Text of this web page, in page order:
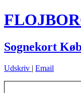
Sognekort
Udskriv | Email